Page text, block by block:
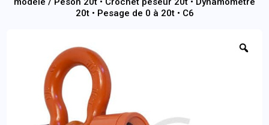
20t • Pesage de 0 à 20t • C6